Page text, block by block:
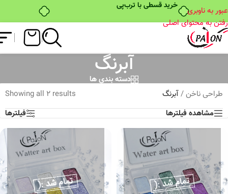
خرید قسطی با ترب‌پی
عبور به ناوبری
رفتن به محتوای اصلی
آبرنگ
دسته بندی ها
طراحی ناخن/آبرنگ
Showing all 2 results
مشاهده فیلترها
فیلترها